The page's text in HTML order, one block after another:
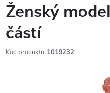
Ženský
částí
Kód produktu: 1019232